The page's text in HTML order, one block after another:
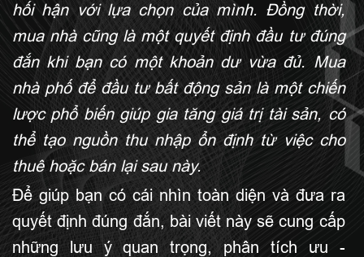
hối hận với lựa chọn của mình. Đồng thời,
mua nhà cũng là một quyết định đầu tư đúng
đắn khi bạn có một khoản dư vừa đủ. Mua
nhà phố để đầu tư bất động sản là một chiến
lược phổ biến giúp gia tăng giá trị tài sản, có
thể tạo nguồn thu nhập ổn định từ việc cho
thuê hoặc bán lại sau này.
Để giúp bạn có cái nhìn toàn diện và đưa ra
quyết định đúng đắn, bài viết này sẽ cung cấp
những lưu ý quan trọng, phân tích ưu -